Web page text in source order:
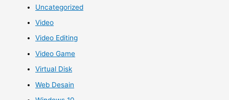
Uncategorized
Video
Video Editing
Video Game
Virtual Disk
Web Desain